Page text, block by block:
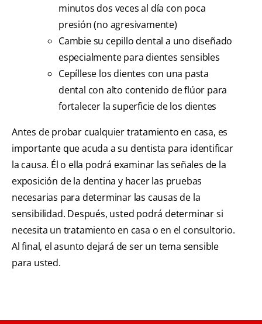
minutos dos veces al día con poca
presión (no agresivamente)
Cambie su cepillo dental a uno diseñado
especialmente para dientes sensibles
Cepíllese los dientes con una pasta
dental con alto contenido de flúor para
fortalecer la superficie de los dientes
Antes de probar cualquier tratamiento en casa, es
importante que acuda a su dentista para identificar
la causa. Él o ella podrá examinar las señales de la
exposición de la dentina y hacer las pruebas
necesarias para determinar las causas de la
sensibilidad. Después, usted podrá determinar si
necesita un tratamiento en casa o en el consultorio.
Al final, el asunto dejará de ser un tema sensible
para usted.